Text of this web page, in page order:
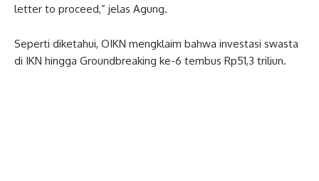
letter to proceed,” jelas Agung.
Seperti diketahui, OIKN mengklaim bahwa investasi swasta
di IKN hingga Groundbreaking ke-6 tembus Rp51,3 triliun.